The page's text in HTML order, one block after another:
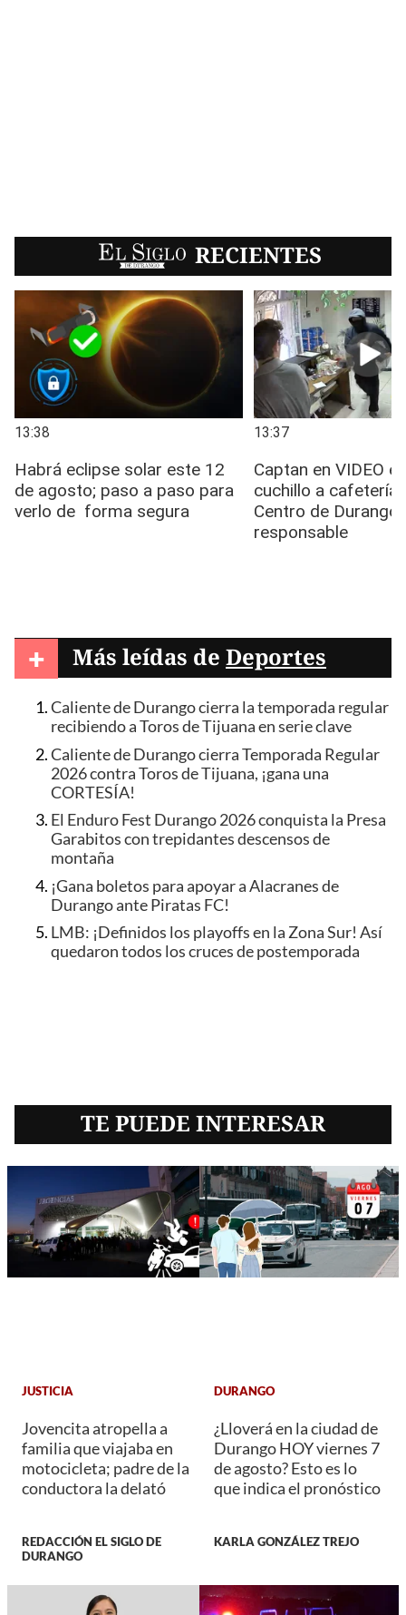
EL SIGLO RECIENTES
+ Más leídas de Deportes
Caliente de Durango cierra la temporada regular
recibiendo a Toros de Tijuana en serie clave
Caliente de Durango cierra Temporada Regular
2026 contra Toros de Tijuana, ¡gana una
CORTESÍA!
El Enduro Fest Durango 2026 conquista la Presa
Garabitos con trepidantes descensos de
montaña
¡Gana boletos para apoyar a Alacranes de
Durango ante Piratas FC!
LMB: ¡Definidos los playoffs en la Zona Sur! Así
quedaron todos los cruces de postemporada
TE PUEDE INTERESAR
JUSTICIA
Jovencita atropella a
familia que viajaba en
motocicleta; padre de la
conductora la delató
REDACCIÓN EL SIGLO DE
DURANGO
DURANGO
¿Lloverá en la ciudad de
Durango HOY viernes 7
de agosto? Esto es lo
que indica el pronóstico
KARLA GONZÁLEZ TREJO